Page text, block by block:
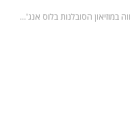
הסובלנות בלוס אנג'לס